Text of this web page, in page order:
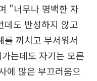
"너무나 명백한 자
데도 반성하지 않고
끼치고 무서워서
는데도 자기는 모른
에 많은 부끄러움으